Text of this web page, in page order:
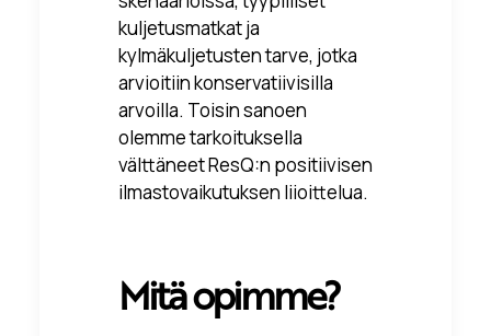
kuljetusmatkat ja
kylmäkuljetusten tarve, jotka
arvioitiin konservatiivisilla
arvoilla. Toisin sanoen
olemme tarkoituksella
välttäneet ResQ:n positiivisen
ilmastovaikutuksen liioittelua.
Mitä opimme?